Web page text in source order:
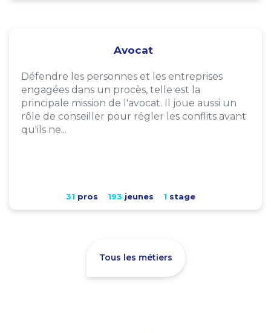
Avocat
Défendre les personnes et les entreprises
engagées dans un procès, telle est la
principale mission de l'avocat. Il joue aussi un
rôle de conseiller pour régler les conflits avant
qu'ils ne...
31 pros 193 jeunes 1 stage
Tous les métiers